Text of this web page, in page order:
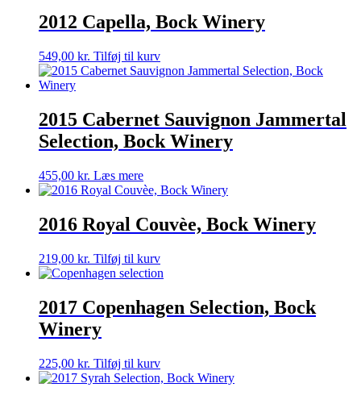
2012 Capella, Bock Winery
549,00 kr. Tilføj til kurv
2015 Cabernet Sauvignon Jammertal
Selection, Bock Winery
455,00 kr. Læs mere
2016 Royal Couvèe, Bock Winery
219,00 kr. Tilføj til kurv
2017 Copenhagen Selection, Bock
Winery
225,00 kr. Tilføj til kurv